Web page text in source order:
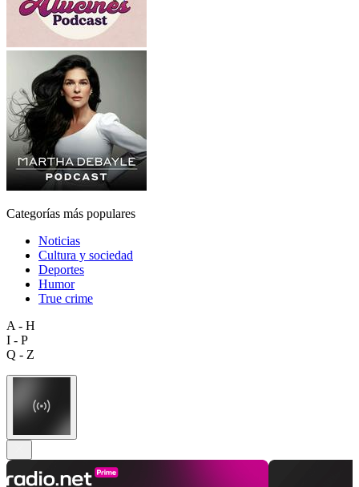
Categorías más populares
Noticias
Cultura y sociedad
Deportes
Humor
True crime
A - H
I - P
Q - Z